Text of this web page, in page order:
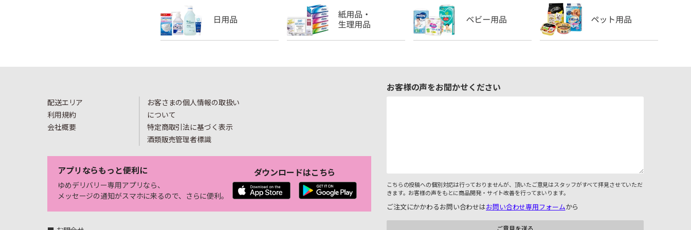
配送エリア
利用規約
会社概要
お客さまの個人情報の取扱い
について
特定商取引法に基づく表示
酒類販売管理者標識
アプリならもっと便利に
ゆめデリバリー専用アプリなら、
メッセージの通知がスマホに来るので、さらに便利。
ダウンロードはこちら
お客様の声をお聞かせください
こちらの投稿への個別対応は行っておりませんが、頂いたご意見はスタッフがすべて拝見させていただ
きます。お客様の声をもとに商品開発・サイト改善を行ってまいります。
ご注文にかかわるお問い合わせはお問い合わせ専用フォームから